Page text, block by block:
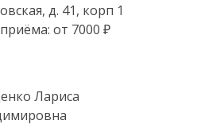
д. 41, корп 1
от 7000 ₽